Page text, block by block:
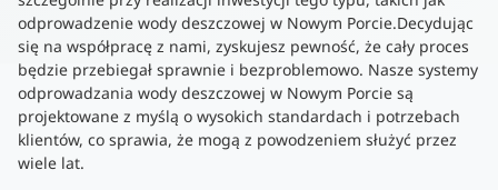
odprowadzenie wody deszczowej w Nowym Porcie.Decydując
się na współpracę z nami, zyskujesz pewność, że cały proces
będzie przebiegał sprawnie i bezproblemowo. Nasze systemy
odprowadzania wody deszczowej w Nowym Porcie są
projektowane z myślą o wysokich standardach i potrzebach
klientów, co sprawia, że mogą z powodzeniem służyć przez
wiele lat.